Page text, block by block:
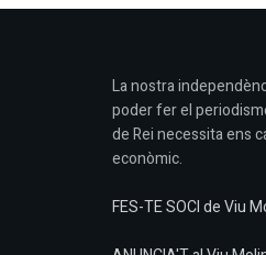
La nostra
poder fer el
de Rei necessita ens
econòmic.
FES-TE SOCI de Viu